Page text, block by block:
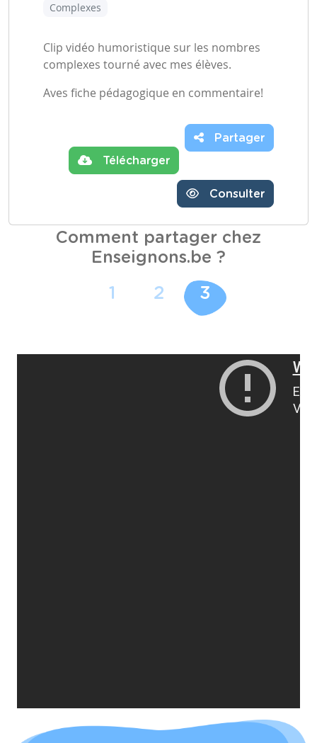
Complexes
Clip vidéo humoristique sur les nombres
complexes tourné avec mes élèves.
Aves fiche pédagogique en commentaire!
Télécharger
Partager
Consulter
Comment partager chez
Enseignons.be ?
1 2 3